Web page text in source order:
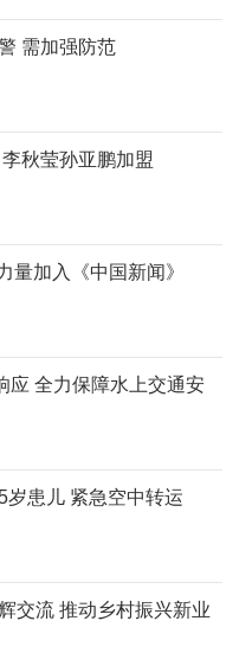
需加强防范
秋莹孙亚鹏加盟
量加入《中国新闻》
应 全力保障水上交通安
岁患儿 紧急空中转运
交流 推动乡村振兴新业